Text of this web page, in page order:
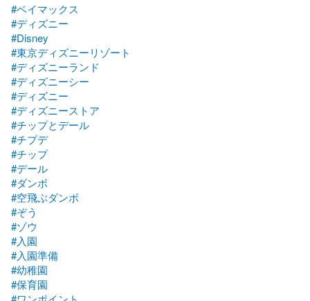
#ベイマックス
#ディズニー
#Disney
#東京ディズニーリゾート
#ディズニーランド
#ディズニーシー
#ディズニー
#ディズニーストア
#チップとデール
#チプデ
#チップ
#デール
#ダンボ
#空飛ぶダンボ
#ぞう
#ゾウ
#入園
#入園準備
#幼稚園
#保育園